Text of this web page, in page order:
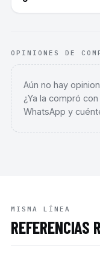
OPINIONES DE
Aún no hay
¿Ya la compró
WhatsApp y
MISMA LÍNEA
REFERENCIAS